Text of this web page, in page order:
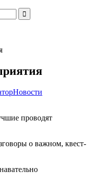
Новости
проводят
о важном, квест-